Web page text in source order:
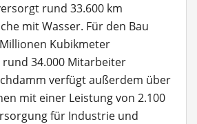
rund 33.600 km
mit Wasser. Für den Bau
Kubikmeter
34.000 Mitarbeiter
verfügt außerdem über
mit einer Leistung von 2.100
für Industrie und